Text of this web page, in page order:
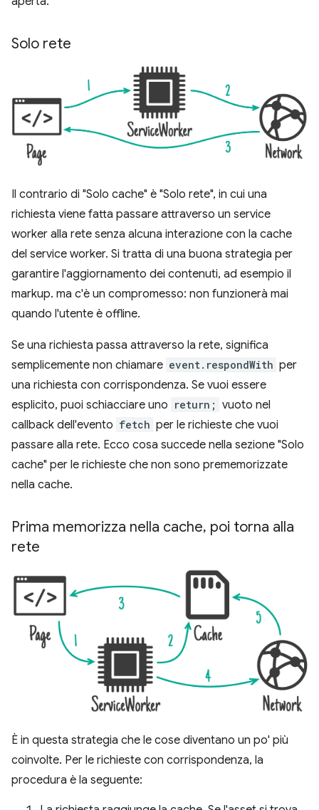
Solo rete
Il contrario di "Solo cache" è "Solo rete", in cui una
richiesta viene fatta passare attraverso un service
worker alla rete senza alcuna interazione con la cache
del service worker. Si tratta di una buona strategia per
garantire l'aggiornamento dei contenuti, ad esempio il
markup. ma c'è un compromesso: non funzionerà mai
quando l'utente è offline.
Se una richiesta passa attraverso la rete, significa
semplicemente non chiamare event.respondWith per
una richiesta con corrispondenza. Se vuoi essere
esplicito, puoi schiacciare uno return; vuoto nel
callback dell'evento fetch per le richieste che vuoi
passare alla rete. Ecco cosa succede nella sezione "Solo
cache" per le richieste che non sono prememorizzate
nella cache.
Prima memorizza nella cache, poi torna alla
rete
È in questa strategia che le cose diventano un po' più
coinvolte. Per le richieste con corrispondenza, la
procedura è la seguente: